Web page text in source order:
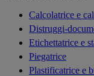
Calcolatrice e
Distruggi-
Etichettatrice e
Piegatrice
Plastificatrice e